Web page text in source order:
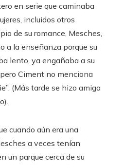
en serie que caminaba
incluidos otros
de su romance, Mesches,
a la enseñanza porque su
lento, ya engañaba a su
Ciment no menciona
(Más tarde se hizo amiga
cuando aún era una
a veces tenían
un parque cerca de su